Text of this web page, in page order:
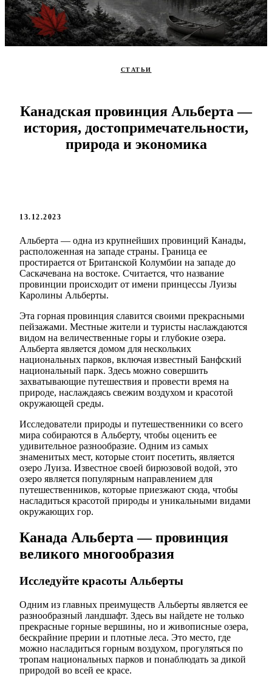
СТАТЬИ
Канадская провинция Альберта —
история, достопримечательности,
природа и экономика
13.12.2023
Альберта — одна из крупнейших провинций Канады,
расположенная на западе страны. Граница ее
простирается от Британской Колумбии на западе до
Саскачевана на востоке. Считается, что название
провинции происходит от имени принцессы Луизы
Каролины Альберты.
Эта горная провинция славится своими прекрасными
пейзажами. Местные жители и туристы наслаждаются
видом на величественные горы и глубокие озера.
Альберта является домом для нескольких
национальных парков, включая известный Банфский
национальный парк. Здесь можно совершить
захватывающие путешествия и провести время на
природе, наслаждаясь свежим воздухом и красотой
окружающей среды.
Исследователи природы и путешественники со всего
мира собираются в Альберту, чтобы оценить ее
удивительное разнообразие. Одним из самых
знаменитых мест, которые стоит посетить, является
озеро Луиза. Известное своей бирюзовой водой, это
озеро является популярным направлением для
путешественников, которые приезжают сюда, чтобы
насладиться красотой природы и уникальными видами
окружающих гор.
Канада Альберта — провинция
великого многообразия
Исследуйте красоты Альберты
Одним из главных преимуществ Альберты является ее
разнообразный ландшафт. Здесь вы найдете не только
прекрасные горные вершины, но и живописные озера,
бескрайние прерии и плотные леса. Это место, где
можно насладиться горным воздухом, прогуляться по
тропам национальных парков и понаблюдать за дикой
природой во всей ее красе.